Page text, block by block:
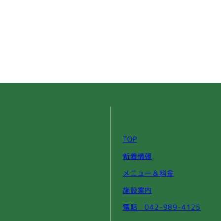
TOP
新着情報
メニュー＆料金
施設案内
電話 042-989-4125